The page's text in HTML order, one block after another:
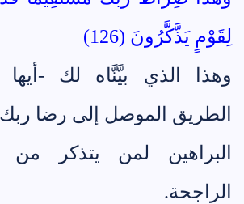
لِقَوْمٍ يَذَّكَّرُونَ (126)
وهذا الذي بيَّنَّاه لك -
الطريق الموصل إلى رضا ربك
البراهين لمن يتذكر من
الراجحة.